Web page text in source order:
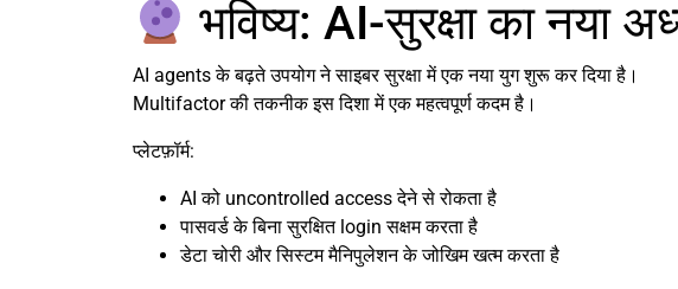
भविष्य: AI-सुरक्षा का नया
AI agents के बढ़ते उपयोग ने साइबर सुरक्षा में एक नया युग शुरू कर दिया है।
Multifactor की तकनीक इस दिशा में एक महत्वपूर्ण कदम है।
प्लेटफ़ॉर्म:
AI को uncontrolled access देने से रोकता है
पासवर्ड के बिना सुरक्षित login सक्षम करता है
डेटा चोरी और सिस्टम मैनिपुलेशन के जोखिम खत्म करता है